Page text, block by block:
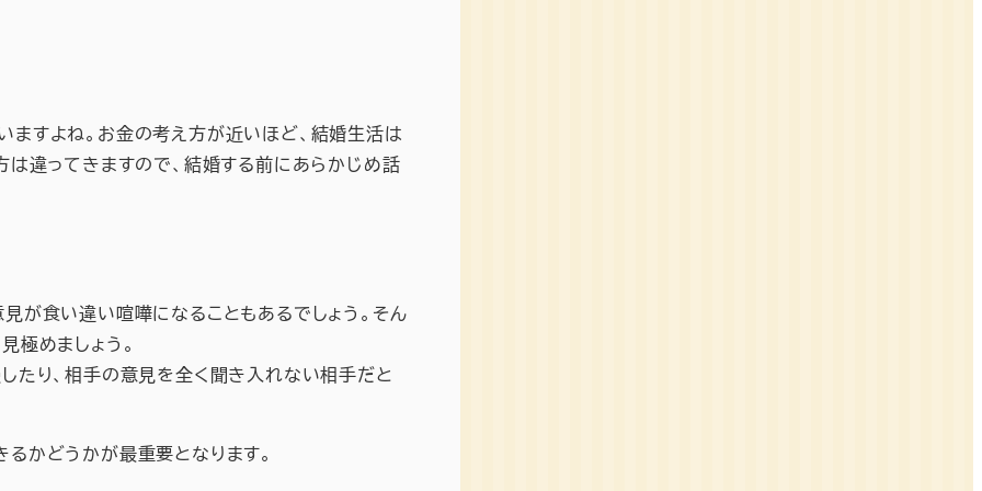
すよね。お金の考え方が近いほど、結婚生活は
違ってきますので、結婚する前にあらかじめ話
が食い違い喧嘩になることもあるでしょう。そん
極めましょう。
たり、相手の意見を全く聞き入れない相手だと
かどうかが最重要となります。